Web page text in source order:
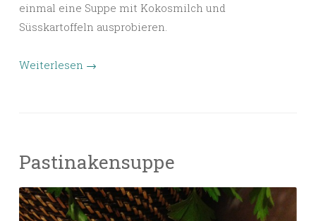
einmal eine Suppe mit Kokosmilch und
Süsskartoffeln ausprobieren.
Weiterlesen →
Pastinakensuppe